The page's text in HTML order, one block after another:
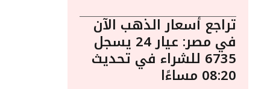
تراجع أسعار الذهب الآن
في مصر: عيار 24 يسجل
6735 للشراء في تحديث
08:20 مساءًا